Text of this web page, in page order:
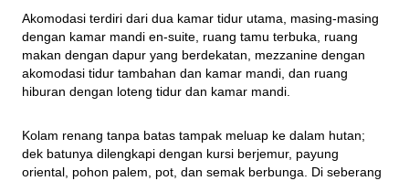
Akomodasi terdiri dari dua kamar tidur utama, masing-masing
dengan kamar mandi en-suite, ruang tamu terbuka, ruang
makan dengan dapur yang berdekatan, mezzanine dengan
akomodasi tidur tambahan dan kamar mandi, dan ruang
hiburan dengan loteng tidur dan kamar mandi.
Kolam renang tanpa batas tampak meluap ke dalam hutan;
dek batunya dilengkapi dengan kursi berjemur, payung
oriental, pohon palem, pot, dan semak berbunga. Di seberang